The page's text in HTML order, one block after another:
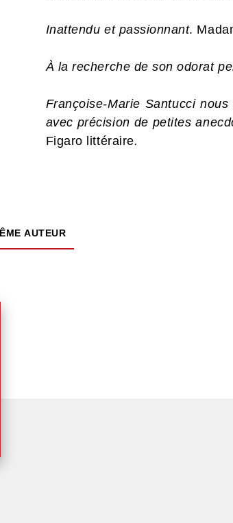
Inattendu et passionnant.
À la recherche de son odorat
Françoise-Marie Santucci
avec précision de petites
Figaro littéraire.
AUTEUR